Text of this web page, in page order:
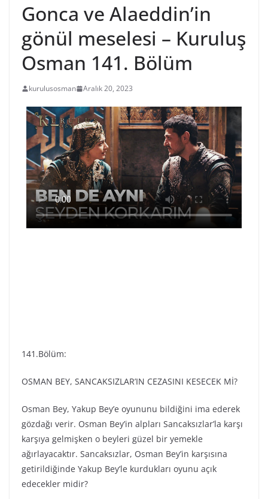
Gonca ve Alaeddin’in
gönül meselesi – Kuruluş
Osman 141. Bölüm
kurulusosman Aralık 20, 2023
141.Bölüm:
OSMAN BEY, SANCAKSIZLAR’IN CEZASINI KESECEK Mİ?
Osman Bey, Yakup Bey’e oyununu bildiğini ima ederek
gözdağı verir. Osman Bey’in alpları Sancaksızlar’la karşı
karşıya gelmişken o beyleri güzel bir yemekle
ağırlayacaktır. Sancaksızlar, Osman Bey’in karşısına
getirildiğinde Yakup Bey’le kurdukları oyunu açık
edecekler midir?